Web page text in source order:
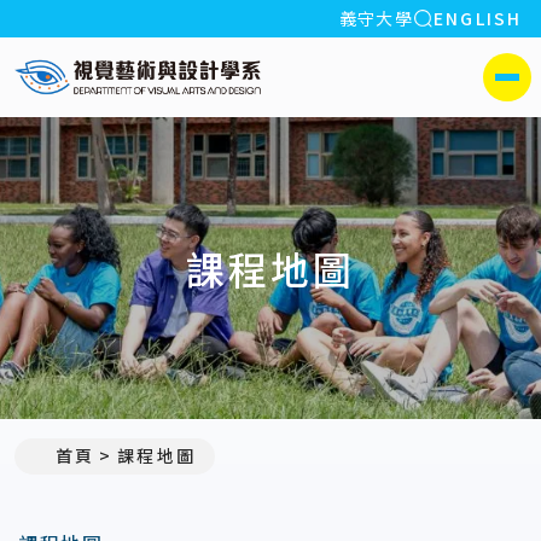
:::
義守大學 全站搜索
ENGLISH
義守大學視覺藝術與設計學系
側選單
課程地圖
首頁 課程地圖